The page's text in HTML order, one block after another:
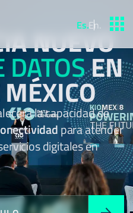
Es.En.
NUEVO
DATOSEN
la capacidad de
para atender
digitales en